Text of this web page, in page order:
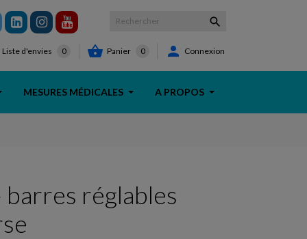

Liste d'envies 0  Panier 0  Connexion
MESURES MÉDICALES A PROPOS
réglables